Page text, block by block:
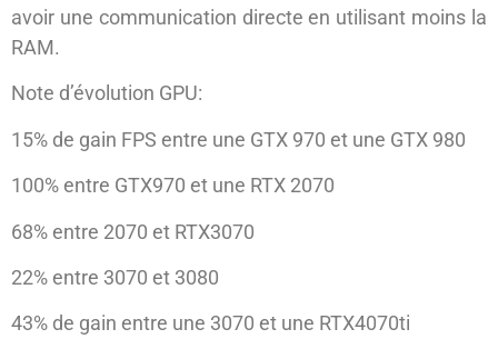
avoir une communication directe en utilisant moins la
RAM.
Note d’évolution GPU:
15% de gain FPS entre une GTX 970 et une GTX 980
100% entre GTX970 et une RTX 2070
68% entre 2070 et RTX3070
22% entre 3070 et 3080
43% de gain entre une 3070 et une RTX4070ti